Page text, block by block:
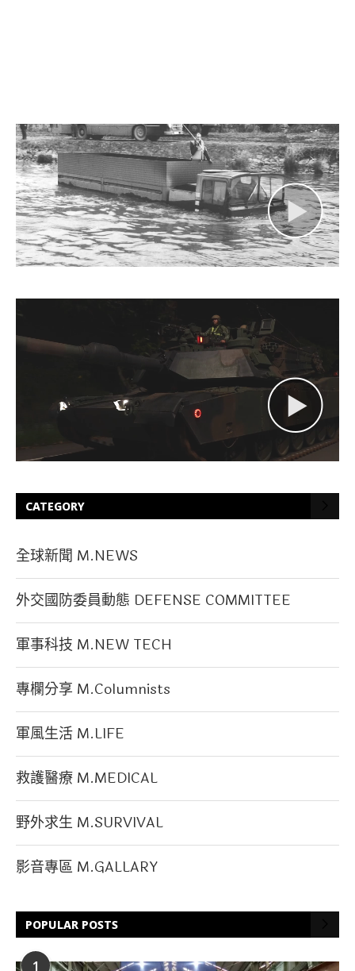
CATEGORY
全球新聞 M.NEWS
外交國防委員動態 DEFENSE COMMITTEE
軍事科技 M.NEW TECH
專欄分享 M.Columnists
軍風生活 M.LIFE
救護醫療 M.MEDICAL
野外求生 M.SURVIVAL
影音專區 M.GALLARY
POPULAR POSTS
1